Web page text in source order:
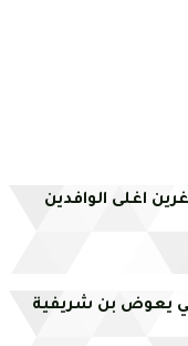
اغلى الوافدين
يعوض بن شريفية